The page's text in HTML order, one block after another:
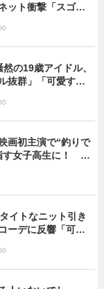
ット衝撃「スゴ
の19歳アイドル、
抜群」「可愛すぎ
画初主演で“釣りで
す女子高生に！ 映
イトなニット引き
ーデに反響「可愛